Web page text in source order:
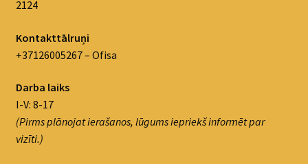
2124
Kontakttālruņi
+37126005267 – Ofisa
Darba laiks
I-V: 8-17
(Pirms plānojat ierašanos, lūgums iepriekš informēt par
vizīti.)